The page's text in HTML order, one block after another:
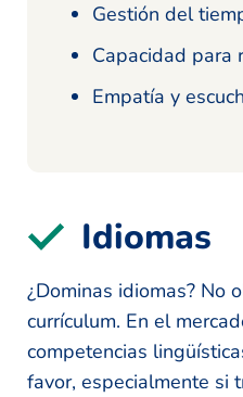
Gestión del
Capacidad para
Empatía y
Idiomas
¿Dominas idiomas? No
currículum. En el
competencias
favor, especialmente si